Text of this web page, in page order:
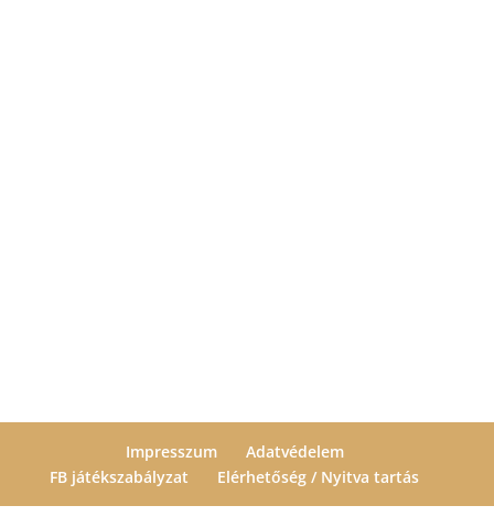
Impresszum
Adatvédelem
FB játékszabályzat
Elérhetőség / Nyitva tartás